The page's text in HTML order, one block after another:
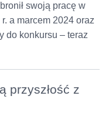
swoją pracę w
a marcem 2024 oraz
do konkursu – teraz
przyszłość z